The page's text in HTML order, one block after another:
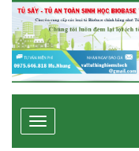
Toggle
navigation